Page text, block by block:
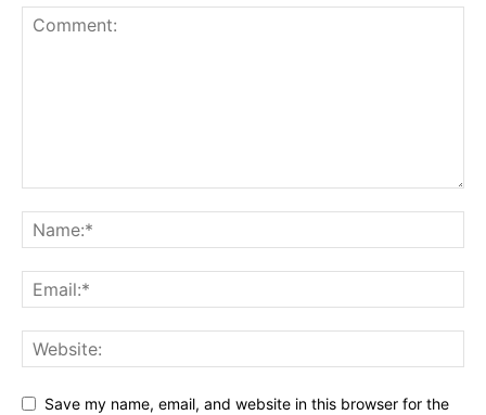
Save my name, email, and website in this browser for the